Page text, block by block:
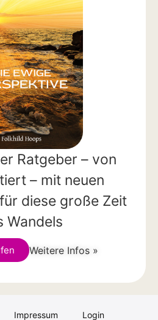
Ratgeber – von
– mit neuen
diese große Zeit
Wandels
Weitere Infos »
Impressum Login